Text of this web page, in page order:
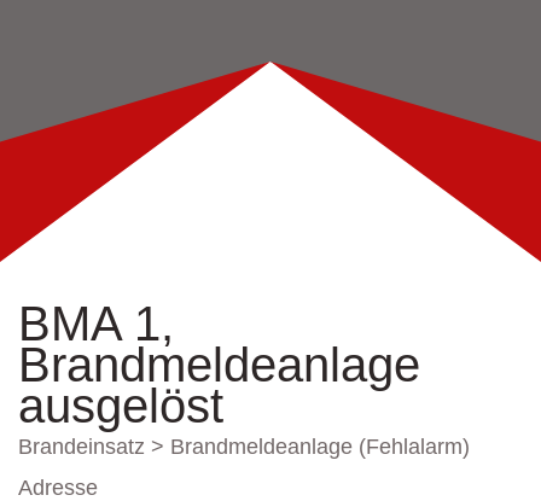
BMA 1,
Brandmeldeanlage
ausgelöst
Brandeinsatz > Brandmeldeanlage (Fehlalarm)
Adresse